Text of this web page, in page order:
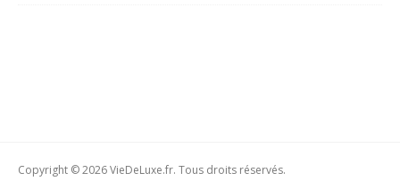
Copyright © 2026 VieDeLuxe.fr. Tous droits réservés.